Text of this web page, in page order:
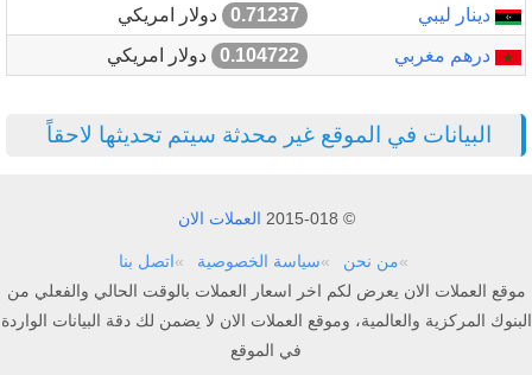
دينار ليبي
0.71237
دولار امريكي
درهم مغربي
0.104722 دولار امريكي
البيانات في الموقع غير محدثة سيتم تحديثها لاحقاً
© 2015-018 العملات الان
من نحن سياسة الخصوصية
اتصل بنا
موقع العملات الان يعرض لكم اخر اسعار العملات بالوقت الحالي والفعلي من
البنوك المركزية والعالمية، وموقع العملات الان لا يضمن لك دقة البيانات الواردة
في الموقع